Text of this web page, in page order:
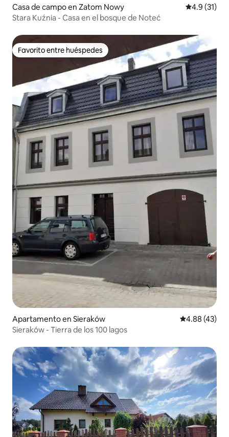
Casa de campo en Zatom Nowy Calificación
4.9 (31)
Stara Kuźnia - Casa en el bosque de Noteć
Favorito entre huéspedes
Favorito entre huéspedes
Apartamento en Sieraków Calificación
4.88 (43)
Sieraków - Tierra de los 100 lagos